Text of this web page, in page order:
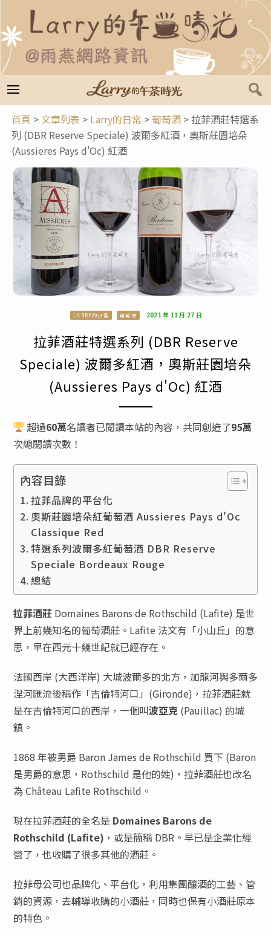
至
主
要
內
容
首頁 >文章列表 > Larry的日常 >葡萄酒 >拉菲酒莊特選系
列 (DBR Reserve Speciale) 波爾多紅酒，奧斯莊園培朵
(Aussieres Pays d'Oc) 紅酒
LARRY的日常 葡萄酒 2021 年 11 月 27 日
拉菲酒莊特選系列 (DBR Reserve
Speciale) 波爾多紅酒，奧斯莊園培朵
(Aussieres Pays d'Oc) 紅酒
超過60萬名讀者已閱讀本站的內容，共同創造了95萬
次總閱讀次數！
內容目錄
拉菲品牌的平台化
奧斯莊園培朵紅葡萄酒 Aussieres Pays d'Oc
Classique Red
特選系列波爾多紅葡萄酒 DBR Reserve
Speciale Bordeaux Rouge
總結
拉菲酒莊Domaines Barons de Rothschild (Lafite) 是世
界上前幾知名的葡萄酒莊。Lafite 法文有「小山丘」的意
思，早在西元十幾世紀就已經存在。
法國西岸 (大西洋岸) 大城波爾多的北方，加龍河與多爾多
涅河匯流後稱作「吉倫特河口」(Gironde)，拉菲酒莊就
是在吉倫特河口的西岸，一個叫波亞克(Pauillac) 的城
鎮。
1868 年被男爵 Baron James de Rothschild 買下 (Baron
是男爵的意思，Rothschild 是他的姓)，拉菲酒莊也改名
為 Château Lafite Rothschild。
現在拉菲酒莊的全名是 Domaines Barons de
Rothschild (Lafite) ，或是簡稱 DBR。早已是企業化經
營了，也收購了很多其他的酒莊。
拉菲母公司也品牌化、平台化，利用集團釀酒的工藝、管
銷的資源，去輔導收購的小酒莊，同時也保有小酒莊原本
的特色。